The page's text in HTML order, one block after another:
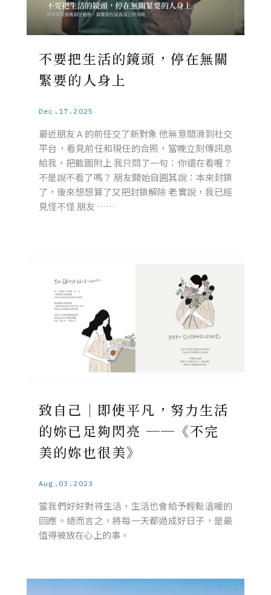
不要把生活的鏡頭，停在無關
緊要的人身上
Dec.17.2025
最近朋友 A 的前任交了新對象 他無意間滑到社交
平台，看見前任和現任的合照，當晚立刻傳訊息
給我，把截圖附上 我只問了一句：你還在看喔？
不是說不看了嗎？ 朋友開始自圓其說：本來封鎖
了，後來想想算了又把封鎖解除 老實說，我已經
見怪不怪 朋友 ……
致自己｜即使平凡，努力生活
的妳已足夠閃亮 ──《不完
美的妳也很美》
Aug.03.2023
當我們好好對待生活，生活也會給予輕鬆溫暖的
回應。總而言之，將每一天都過成好日子，是最
值得被放在心上的事。